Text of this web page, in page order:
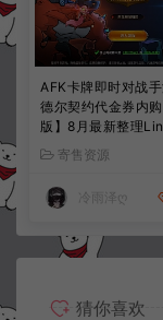
AFK卡牌即时对战
德尔契约代金券内
版】8月最新整理
服务端+前后端全套
K授权后台+安卓苹
+详细搭建教程+视
寄售资源
冷雨泽ღ
猜你喜欢